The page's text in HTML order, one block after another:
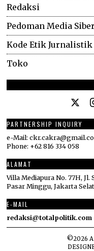
Redaksi
Pedoman Media Siber
Kode Etik Jurnalistik
Toko
PARTNERSHIP INQUIRY
e-Mail:
Phone: +62 816 334 058
ALAMAT
Villa Mediapura No. 77H, Jl.
Pasar Minggu, Jakarta
E-MAIL
redaksi@totalpolitik.com
©2026